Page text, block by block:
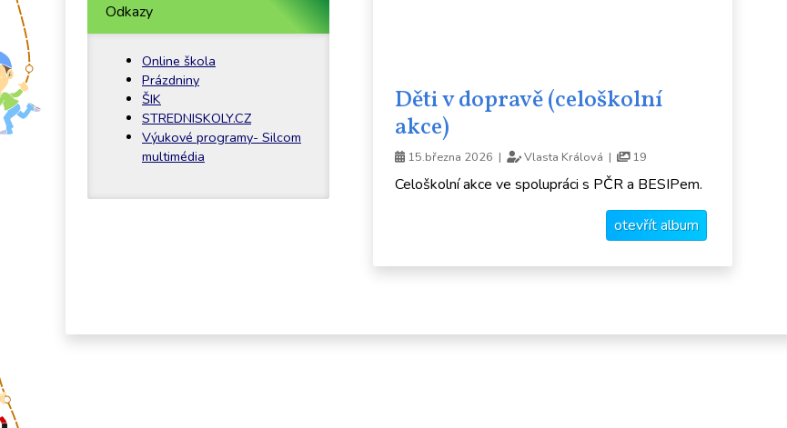
Děti v dopravě (celoškolní
akce)
15.března 2026 | Vlasta Králová | 19
Celoškolní akce ve spolupráci s PČR a BESIPem.
otevřít album
Odkazy
Online škola
Prázdniny
ŠIK
STREDNISKOLY.CZ
Výukové programy- Silcom
multimédia